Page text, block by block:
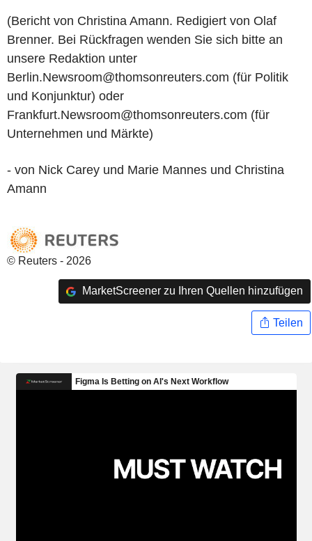
(Bericht von Christina Amann. Redigiert von Olaf
Brenner. Bei Rückfragen wenden Sie sich bitte an
unsere Redaktion unter
Berlin.Newsroom@thomsonreuters.com (für Politik
und Konjunktur) oder
Frankfurt.Newsroom@thomsonreuters.com (für
Unternehmen und Märkte)
- von Nick Carey und Marie Mannes und Christina
Amann
© Reuters - 2026
MarketScreener zu Ihren Quellen hinzufügen
Teilen